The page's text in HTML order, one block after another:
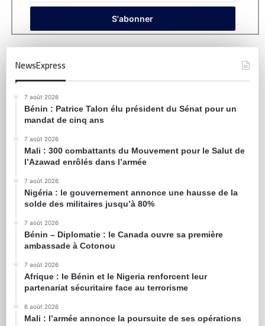
NewsExpress
7 août 2026
Bénin : Patrice Talon élu président du Sénat pour un
mandat de cinq ans
7 août 2026
Mali : 300 combattants du Mouvement pour le Salut de
l’Azawad enrôlés dans l’armée
7 août 2026
Nigéria : le gouvernement annonce une hausse de la
solde des militaires jusqu’à 80%
7 août 2026
Bénin – Diplomatie : le Canada ouvre sa première
ambassade à Cotonou
7 août 2026
Afrique : le Bénin et le Nigeria renforcent leur
partenariat sécuritaire face au terrorisme
6 août 2026
Mali : l’armée annonce la poursuite de ses opérations